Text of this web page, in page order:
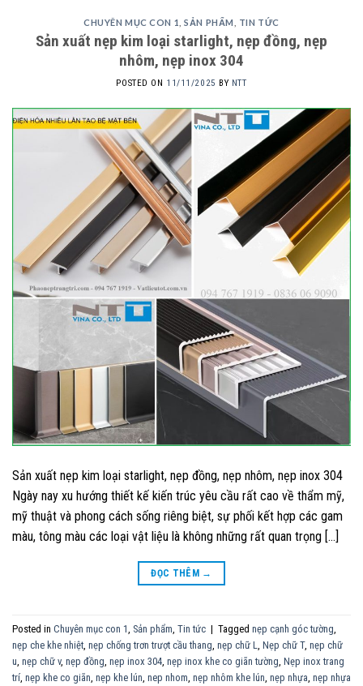
CHUYÊN MỤC CON 1 ,SẢN PHẨM TIN TỨC
Sản xuất nẹp kim loại starlight, nẹp đồng, nẹp
nhôm, nẹp inox 304
POSTED ON 11/11/2025 BY NTT
Sản xuất nẹp kim loại starlight, nẹp đồng, nẹp nhôm, nẹp inox 304
Ngày nay xu hướng thiết kế kiến trúc yêu cầu rất cao về thẩm mỹ,
mỹ thuật và phong cách sống riêng biệt, sự phối kết hợp các gam
màu, tông màu các loại vật liệu là không những rất quan trọng […]
ĐỌC THÊM →
Posted in Chuyên mục con 1 Sản phẩm Tin tức | Tagged nẹp cạnh góc tường
nẹp che khe nhiệt nẹp chống trơn trượt cầu thang nẹp chữ L Nẹp chữ T, nẹp chữ
u nẹp chữ v, nẹp đồng nẹp inox 304 nẹp inox khe co giãn tường Nẹp inox trang
trí nẹp khe co giãn nẹp khe lún nep nhom nẹp nhôm khe lún nẹp nhựa nẹp nhựa